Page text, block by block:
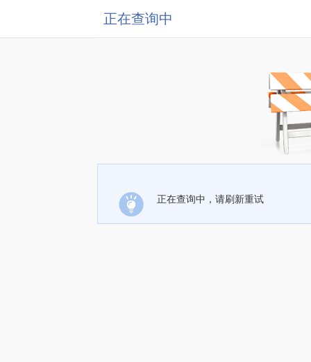
正在查询中
正在查询中，请刷新重试